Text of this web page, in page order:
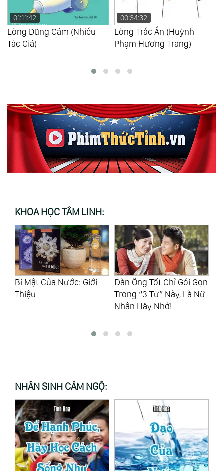
00:34:32
Lòng Trắc Ẩn (Huỳnh
Phạm Hương Trang)
00:26:59
Lòng Trung Thành (Huỳnh
Phạm Hương Trang)
KHOA HỌC TÂM LINH:
Đàn Ông Tốt Chỉ Gói Gọn
Trong “3 Từ” Này, Là Nữ
Quá Cố Chấp Thường
Khiến Cho Các Mối Quan
Hệ Rạn Vỡ
NHÂN SINH CẢM NGỘ: